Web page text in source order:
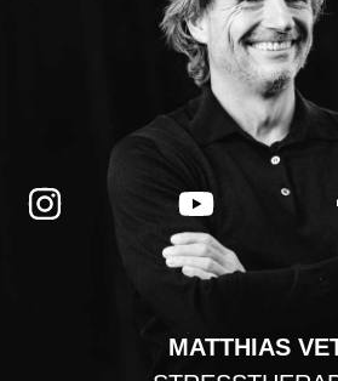
MATTHIAS